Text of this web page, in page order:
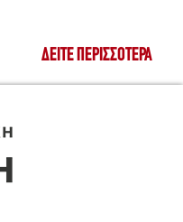
ΔΕΊΤΕ ΠΕΡΙΣΣΌΤΕΡΑ